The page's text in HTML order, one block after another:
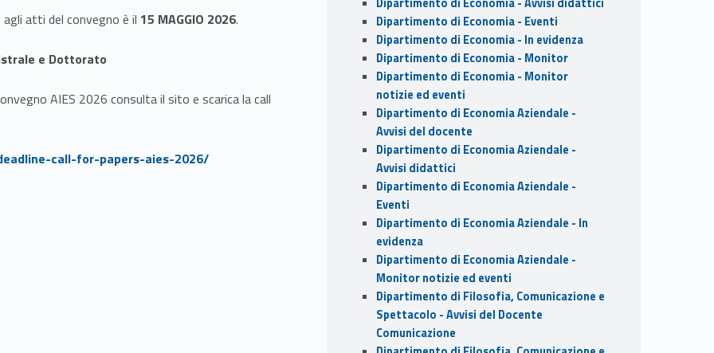
atti del convegno è il 15 MAGGIO 2026.
e Dottorato
AIES 2026 consulta il sito e scarica la call
call-for-papers-aies-2026/
Dipartimento di Economia - Eventi
Dipartimento di Economia - In evidenza
Dipartimento di Economia - Monitor
Dipartimento di Economia - Monitor
notizie ed eventi
Dipartimento di Economia Aziendale -
Avvisi del docente
Dipartimento di Economia Aziendale -
Avvisi didattici
Dipartimento di Economia Aziendale -
Eventi
Dipartimento di Economia Aziendale - In
evidenza
Dipartimento di Economia Aziendale -
Monitor notizie ed eventi
Dipartimento di Filosofia, Comunicazione e
Spettacolo - Avvisi del Docente
Comunicazione